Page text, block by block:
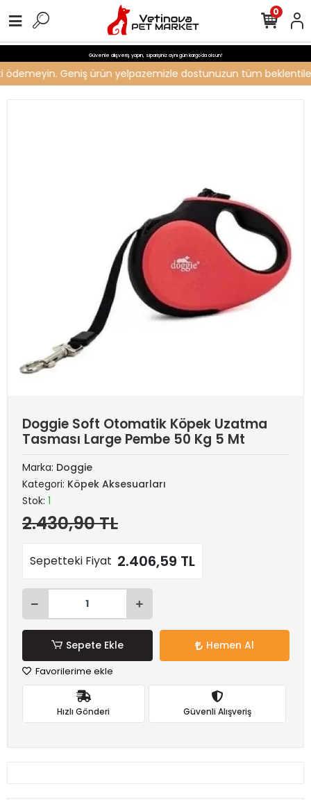
Güvenle alışveriş yapın, siparişiniz aynı gün kargo'da olsun!
Geniş ürün yelpazemizle dostunuzun tüm
0
Doggie Soft Otomatik Köpek Uzatma
Tasması Large Pembe 50 Kg 5 Mt
Marka: Doggie
Kategori: Köpek Aksesuarları
Stok: 1
2.430,90 TL
Sepetteki Fiyat 2.406,59 TL
Sepete Ekle Hemen Al
Favorilerime ekle
Hızlı Gönderi Güvenli Alışveriş